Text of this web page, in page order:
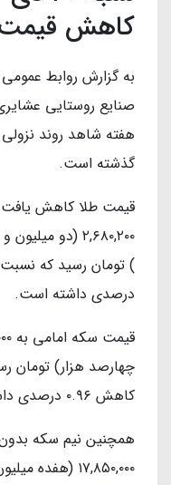
کاهش
به گزارش روابط
صنایع روستایی
هفته شاهد روند
گذشته است.
۲,۶۸۰,۲۰۰ (دو
درصدی داشته است.
کاهش ۰.۹۶ درصدی داشته است.
۱۷,۸۵۰,۰۰۰